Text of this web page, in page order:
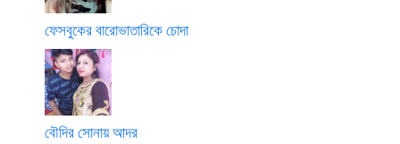
ফেসবুকের বারোভাতারিকে চোদা
বৌদির সোনায় আদর